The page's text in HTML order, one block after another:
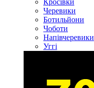
Кросівки
Черевики
Ботильйони
Чоботи
Напівчеревики
Уггі